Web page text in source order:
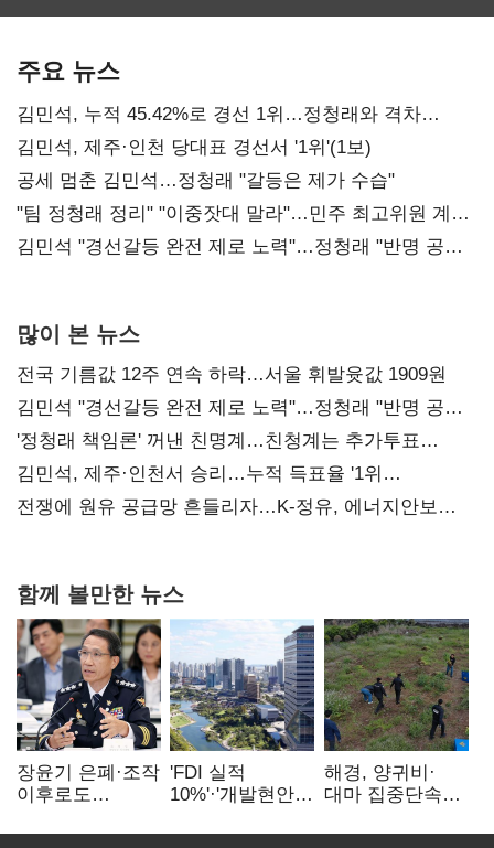
주요 뉴스
김민석, 누적 45.42%로 경선 1위…정청래와 격차
0.86%p(2보)
김민석, 제주·인천 당대표 경선서 '1위'(1보)
공세 멈춘 김민석…정청래 "갈등은 제가 수습"
"팀 정청래 정리" "이중잣대 말라"…민주 최고위원 계파
다툼 격화
김민석 "경선갈등 완전 제로 노력"…정청래 "반명 공세
많이 본 뉴스
전국 기름값 12주 연속 하락…서울 휘발윳값 1909원
김민석 "경선갈등 완전 제로 노력"…정청래 "반명 공세
사과부터"
'정청래 책임론' 꺼낸 친명계…친청계는 추가투표
때리기
김민석, 제주·인천서 승리…누적 득표율 '1위
탈환'(종합)
전쟁에 원유 공급망 흔들리자…K-정유, 에너지안보
함께 볼만한 뉴스
장윤기 은폐·조작
이후로도
내부비위…경찰
'FDI 실적
10%'·'개발현안
인천경제청장
해경, 양귀비·
대마 집중단속…
249명 검거